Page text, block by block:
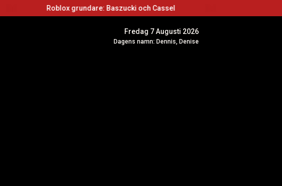
Roblox grundare: Baszucki och Cassel
Fredag 7 Augusti 2026
Dagens namn: Dennis, Denise